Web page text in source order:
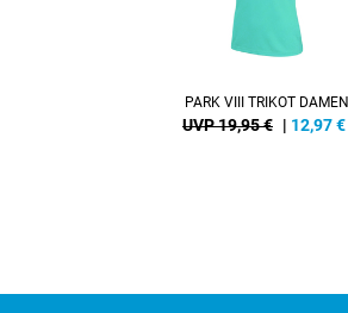
PARK VIII TRIKOT DAMEN
UVP 19,95 € | 12,97€